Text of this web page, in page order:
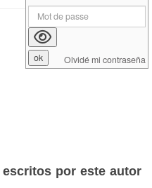
por este autor
Olvidé mi contraseña